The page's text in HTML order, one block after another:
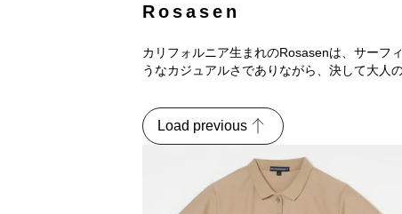
Rosasen
カリフォルニア生まれのRosasenは、サーフ
うなカジュアルさでありながら、決して大人
Load previous